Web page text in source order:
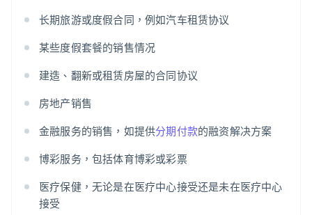
长期旅游或度假合同，例如汽车租赁协议
某些度假套餐的销售情况
建造、翻新或租赁房屋的合同协议
房地产销售
金融服务的销售，如提供分期付款的融资解决方案
博彩服务，包括体育博彩或彩票
医疗保健，无论是在医疗中心接受还是未在医疗中心
接受